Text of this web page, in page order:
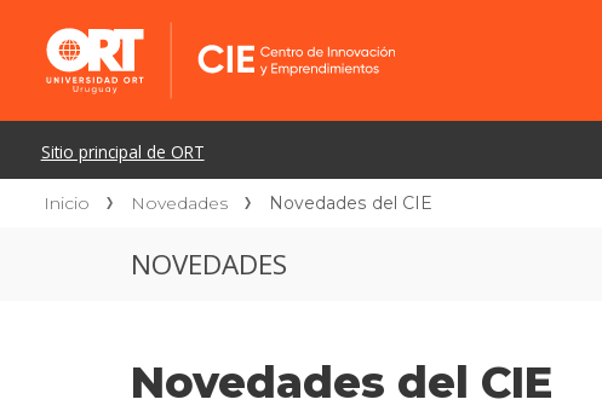
Inicio Novedades Novedades del CIE
NOVEDADES
Novedades del CIE